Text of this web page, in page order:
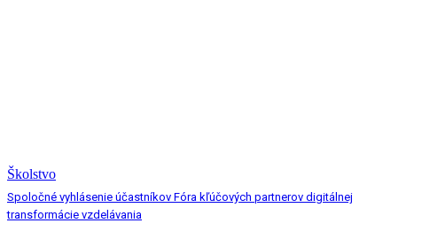
Školstvo
Spoločné vyhlásenie účastníkov Fóra kľúčových partnerov digitálnej
transformácie vzdelávania